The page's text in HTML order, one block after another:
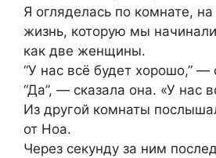
Я огляделась по комнате,
жизнь, которую мы
как две женщины.
“У нас всё будет хорошо,” —
“Да”, — сказала она. «У нас
Из другой комнаты
от Ноа.
Через секунду за ним